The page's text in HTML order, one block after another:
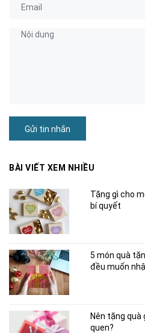
Gửi tin nhắn
BÀI VIẾT XEM NHIỀU
Tặng gì cho
bí quyết
5 món quà
đều muốn
Nên tặng quà
quen?